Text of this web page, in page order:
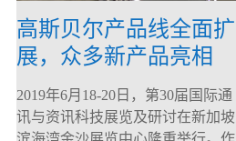
高斯贝尔产品线全面扩
展，众多新产品亮相
CommunicAsia 2019
2019年6月18-20日，第30届国际通
讯与资讯科技展览及研讨在新加坡